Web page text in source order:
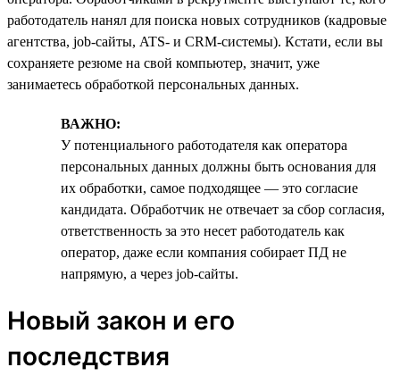
работодатель нанял для поиска новых сотрудников (кадровые
агентства, job-сайты, ATS- и CRM-системы). Кстати, если вы
сохраняете резюме на свой компьютер, значит, уже
занимаетесь обработкой персональных данных.
ВАЖНО:
У потенциального работодателя как оператора
персональных данных должны быть основания для
их обработки, самое подходящее — это согласие
кандидата. Обработчик не отвечает за сбор согласия,
ответственность за это несет работодатель как
оператор, даже если компания собирает ПД не
напрямую, а через job-сайты.
Новый закон и его
последствия